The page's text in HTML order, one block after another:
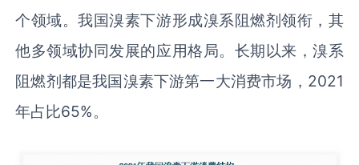
个领域。我国溴素下游形成溴系阻燃剂领衔，其
他多领域协同发展的应用格局。长期以来，溴系
阻燃剂都是我国溴素下游第一大消费市场，2021
年占比65%。